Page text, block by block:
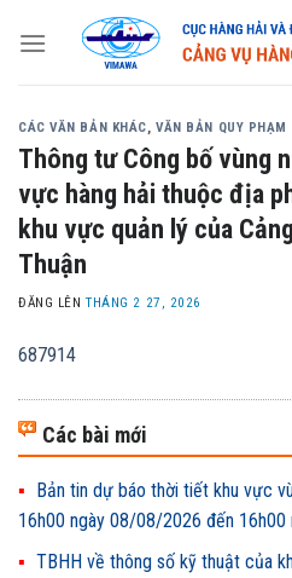
CÁC VĂN BẢN KHÁC,VĂN BẢN QUY
Thông tư Công bố vùng
vực hàng hải thuộc địa
khu vực quản lý của
Thuận
ĐĂNG LÊNTHÁNG 2 27, 2026
687914
Các bài mới
Bản tin dự báo thời tiết khu vực
16h00 ngày 08/08/2026 đến
TBHH về thông số kỹ thuật của